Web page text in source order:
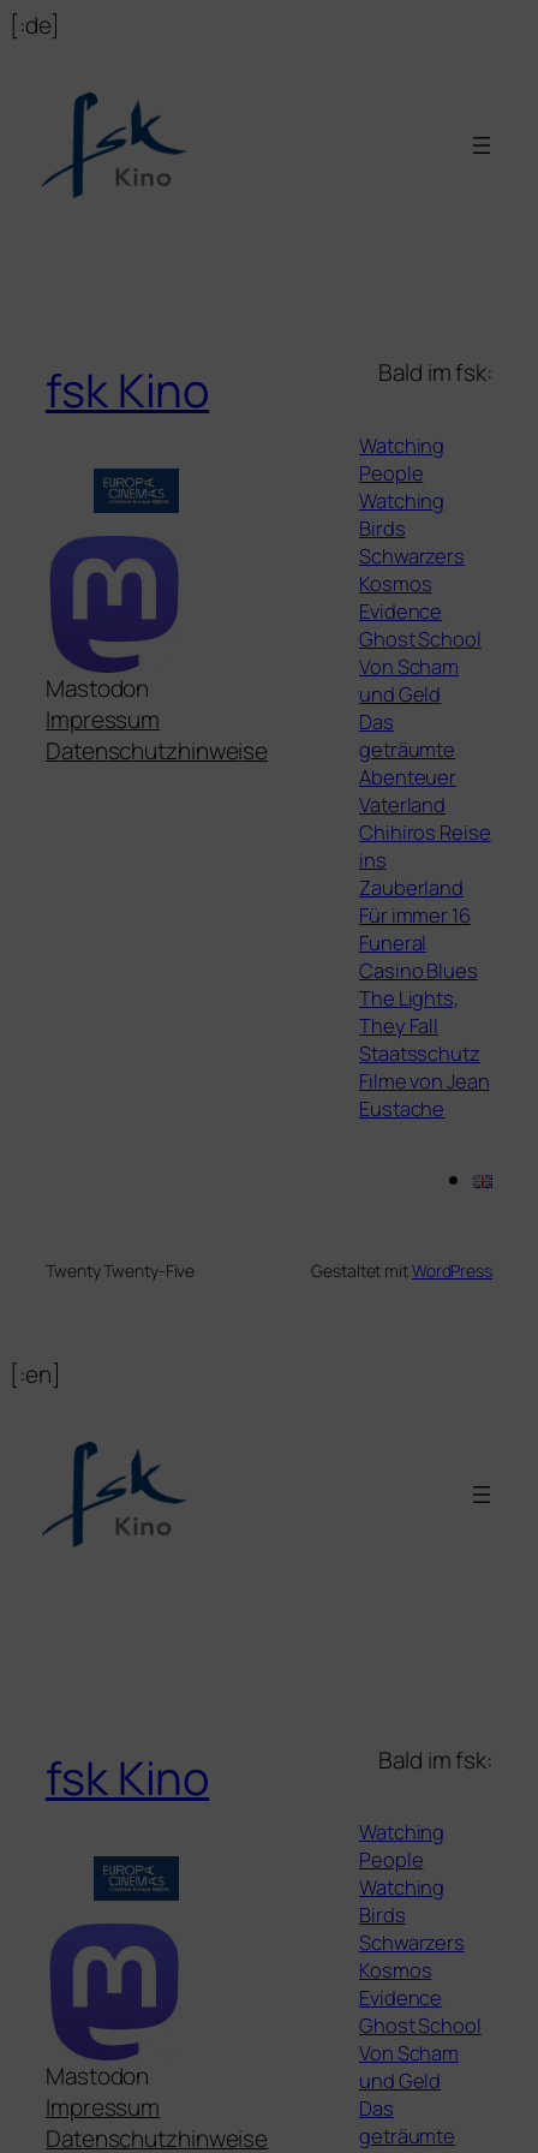
Zum
springen
[:de]
fsk Kino
Mastodon
Impressum
Datenschutzhinweise
Bald im fsk:
Watching
People
Watching
Birds
Schwarzers
Kosmos
Evidence
Ghost School
Von Scham
und Geld
Das
geträumte
Abenteuer
Vaterland
Chihiros Reise
ins
Zauberland
Für immer 16
Funeral
Casino Blues
The Lights,
They Fall
Staatsschutz
Filme von Jean
Eustache
Twenty Twenty-Five Gestaltet mitWordPress
[:en]
fsk Kino
Mastodon
Impressum
Datenschutzhinweise
Bald im fsk:
Watching
People
Watching
Birds
Schwarzers
Kosmos
Evidence
Ghost School
Von Scham
und Geld
Das
geträumte